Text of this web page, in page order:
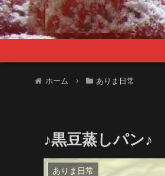
ホーム ありま日常
♪黒豆蒸しパン♪
ありま日常